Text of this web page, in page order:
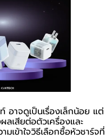
อาจดูเป็นเรื่องเล็กน้อย แต่
เสียต่อตัวเครื่องและ
เข้าใจวิธีเลือกซื้อหัวชาร์จที่